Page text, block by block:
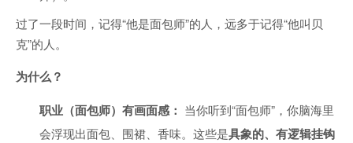
过了一段时间，记得“他是面包师”的人，远多于记得“他叫贝
克”的人。
为什么？
职业（面包师）有画面感： 当你听到“面包师”，你脑海里
会浮现出面包、围裙、香味。这些是具象的、有逻辑挂钩